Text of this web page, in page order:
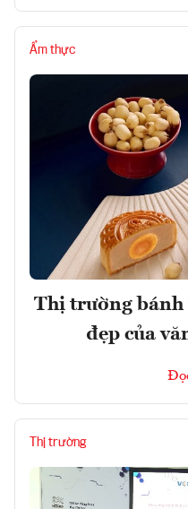
Ẩm thực
Thị trường bánh
đẹp của
Thị trường